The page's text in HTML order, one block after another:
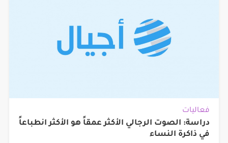
فعاليات
دراسة: الصوت الرجالي الأكثر عمقاً هو الأكثر انطباعاً
في ذاكرة النساء